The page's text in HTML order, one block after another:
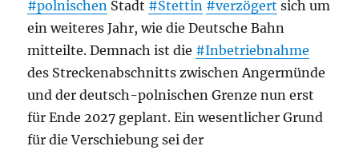
#polnischen Stadt #Stettin #verzögert sich um
ein weiteres Jahr, wie die Deutsche Bahn
mitteilte. Demnach ist die #Inbetriebnahme
des Streckenabschnitts zwischen Angermünde
und der deutsch-polnischen Grenze nun erst
für Ende 2027 geplant. Ein wesentlicher Grund
für die Verschiebung sei der